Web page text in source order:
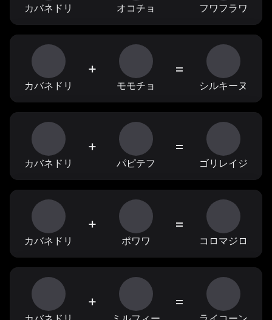
カバネドリ オコチョ フワフラワ
カバネドリ
+
モモチョ
=
シルキーヌ
カバネドリ
+
パピテフ
=
ゴリレイジ
カバネドリ
+
ポワワ
=
コロマジロ
+ =